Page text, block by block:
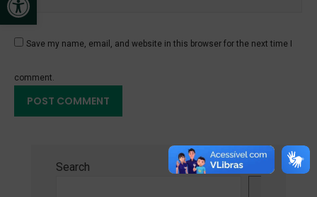
Save my name, email, and website in this browser for the next time I
comment.
Search